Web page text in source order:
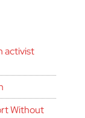
activist
Without